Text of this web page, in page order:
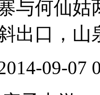
与何仙姑
出口，山
09-07